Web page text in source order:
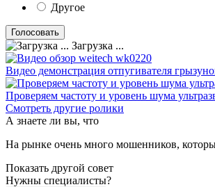
Другое
Загрузка ...
Видео демонстрация отпугивателя
Проверяем частоту и уровень шума
Смотреть другие ролики
А знаете ли вы, что
На рынке очень много мошенников,
Показать другой совет
Нужны специалисты?